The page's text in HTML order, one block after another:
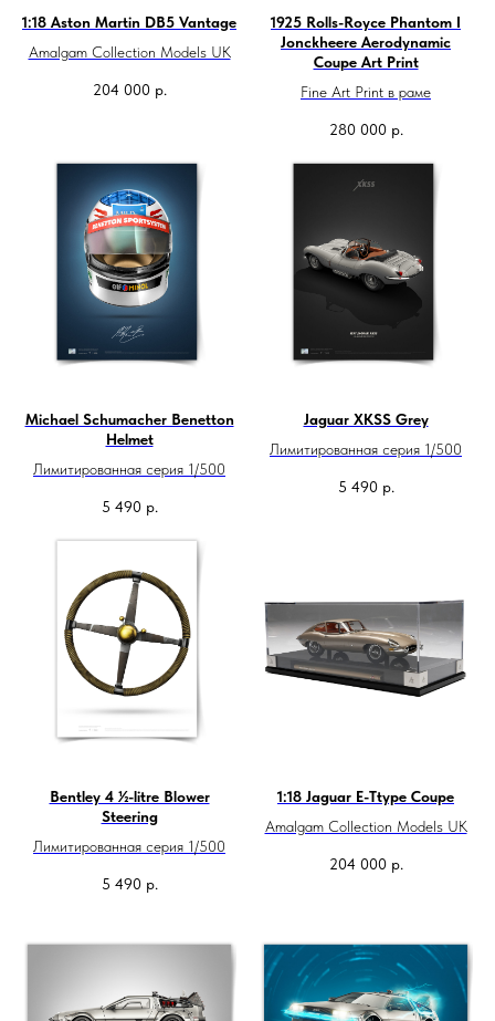
1:18 Aston Martin DB5 Vantage
Amalgam Collection Models UK
204 000 р.
1925 Rolls-Royce Phantom I
Jonckheere Aerodynamic
Coupe Art Print
Fine Art Print в раме
280 000 р.
Michael Schumacher Benetton
Helmet
Лимитированная серия 1/500
5 490 р.
Jaguar XKSS Grey
Лимитированная серия 1/500
5 490 р.
Bentley 4 ½-litre Blower
Steering
Лимитированная серия 1/500
5 490 р.
1:18 Jaguar E-Ttype Coupe
Amalgam Collection Models UK
204 000 р.